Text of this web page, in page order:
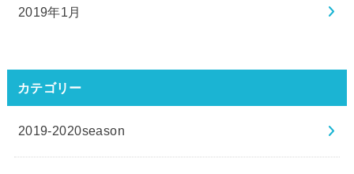
2019年1月
カテゴリー
2019-2020season